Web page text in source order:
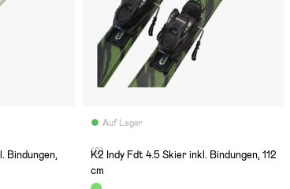
Bindungen,
Auf Lager
(0)
K2 Indy Fdt 4.5 Skier inkl. Bindungen, 112
cm